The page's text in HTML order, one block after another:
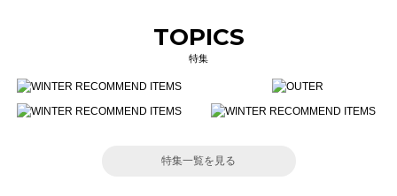
TOPICS
特集
特集一覧を見る